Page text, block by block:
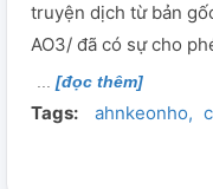
truyện dịch từ bản
AO3/ đã có sự cho
[đọc thêm]
Tags: ahnkeonho